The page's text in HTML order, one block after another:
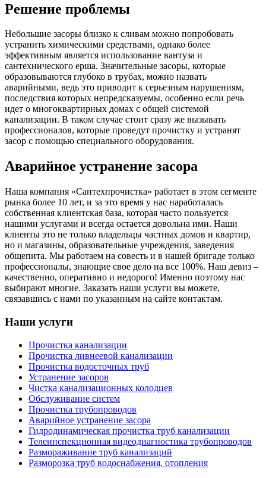
Решение проблемы
Небольшие засоры близко к сливам можно попробовать
устранить химическими средствами, однако более
эффективным является использование вантуза и
сантехнического ерша. Значительные засоры, которые
образовываются глубоко в трубах, можно назвать
аварийными, ведь это приводит к серьезным нарушениям,
последствия которых непредсказуемы, особенно если речь
идет о многоквартирных домах с общей системой
канализации. В таком случае стоит сразу же вызывать
профессионалов, которые проведут прочистку и устранят
засор с помощью специального оборудования.
Аварийное устранение засора
Наша компания «Сантехпрочистка» работает в этом сегменте
рынка более 10 лет, и за это время у нас наработалась
собственная клиентская база, которая часто пользуется
нашими услугами и всегда остается довольна ими. Наши
клиенты это не только владельцы частных домов и квартир,
но и магазины, образовательные учреждения, заведения
общепита. Мы работаем на совесть и в нашей бригаде только
профессионалы, знающие свое дело на все 100%. Наш девиз –
качественно, оперативно и недорого! Именно поэтому нас
выбирают многие. Заказать наши услуги вы можете,
связавшись с нами по указанным на сайте контактам.
Наши услуги
Прочистка канализации
Прочистка ливнеевой канализации
Прочистка водосточных труб
Устранение засоров
Чистка канализационных колодцев
Обслуживание систем
Прочистка трубопроводов
Аварийное устранение засора
Гидродинамическая прочистка труб канализации
Телеинспекционная видеодиагностика трубопроводов
Размораживание труб канализаций
Разморозка труб водоснабжения, отопления